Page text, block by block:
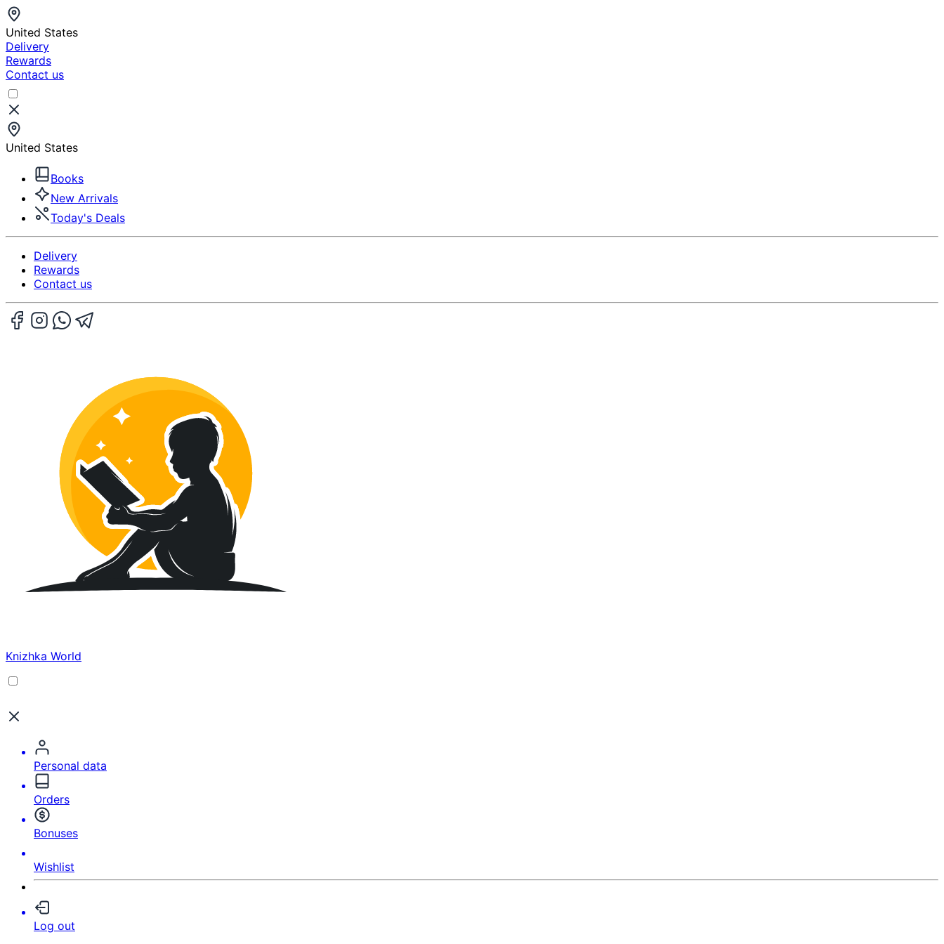
United States
Delivery
Rewards
Contact us
United States
Books
New Arrivals
Today's Deals
Delivery
Rewards
Contact us
Knizhka World
Personal data
Orders
Bonuses
Wishlist
Log out